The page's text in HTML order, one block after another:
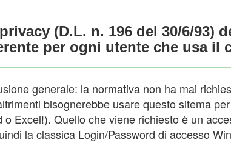
(D.L. n. 196 del 30/6/93)
per ogni utente che usa il
generale: la normativa non ha mai
bisognerebbe usare questo sitema
Excel!). Quello che viene richiesto è un
la classica Login/Password di accesso